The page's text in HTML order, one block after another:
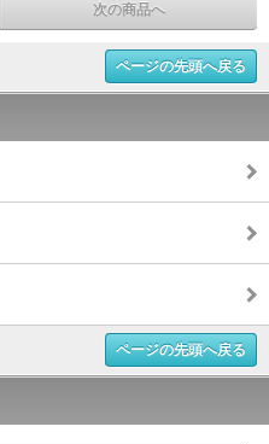
次の商品へ
ページの先頭へ戻る
ページの先頭へ戻る